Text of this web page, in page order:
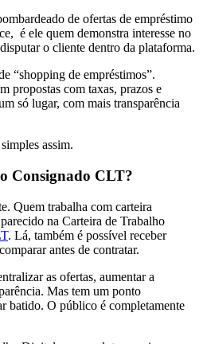
de ofertas de empréstimo
é ele quem demonstra interesse no
o cliente dentro da plataforma.
“shopping de empréstimos”.
propostas com taxas, prazos e
só lugar, com mais transparência
assim.
Consignado CLT?
Quem trabalha com carteira
na Carteira de Trabalho
. Lá, também é possível receber
antes de contratar.
as ofertas, aumentar a
Mas tem um ponto
batido. O público é completamente